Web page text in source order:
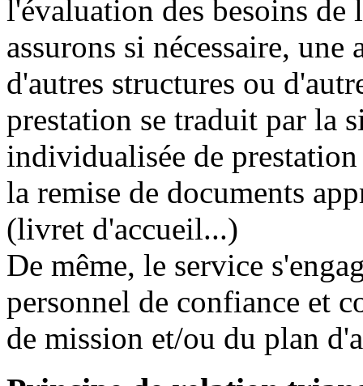
l'évaluation des besoins de
assurons si nécessaire,
d'autres structures ou
prestation se traduit par la
individualisée de
la remise de documents
(livret d'accueil...)
De même, le service
personnel de confiance et
de mission et/ou du plan